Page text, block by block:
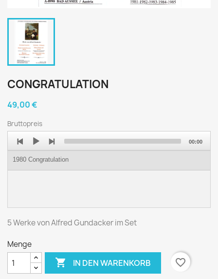
CONGRATULATION
49,00 €
Bruttopreis
Player
1980 Congratulation
00:00
5 Werke von Alfred Gundacker im Set
Menge
 IN DEN WARENKORB favorite_border